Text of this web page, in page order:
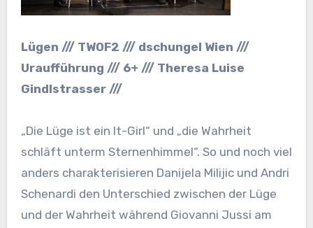
Lügen /// TWOF2 /// dschungel Wien ///
Uraufführung /// 6+ /// Theresa Luise
Gindlstrasser ///
„Die Lüge ist ein It-Girl“ und „die Wahrheit
schläft unterm Sternenhimmel“. So und noch viel
anders charakterisieren Danijela Milijic und Andri
Schenardi den Unterschied zwischen der Lüge
und der Wahrheit während Giovanni Jussi am